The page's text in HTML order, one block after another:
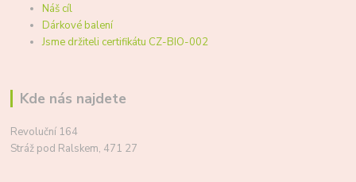
Náš cíl
Dárkové balení
Jsme držiteli certifikátu CZ-BIO-002
Kde nás najdete
Revoluční 164
Stráž pod Ralskem, 471 27